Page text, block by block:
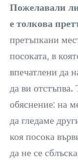
Пожелавали
е толкова
претъпкани
посоката, в
впечатлени да
да ви отстъпва.
обяснение: на
да гледаме
коя посока
да не се